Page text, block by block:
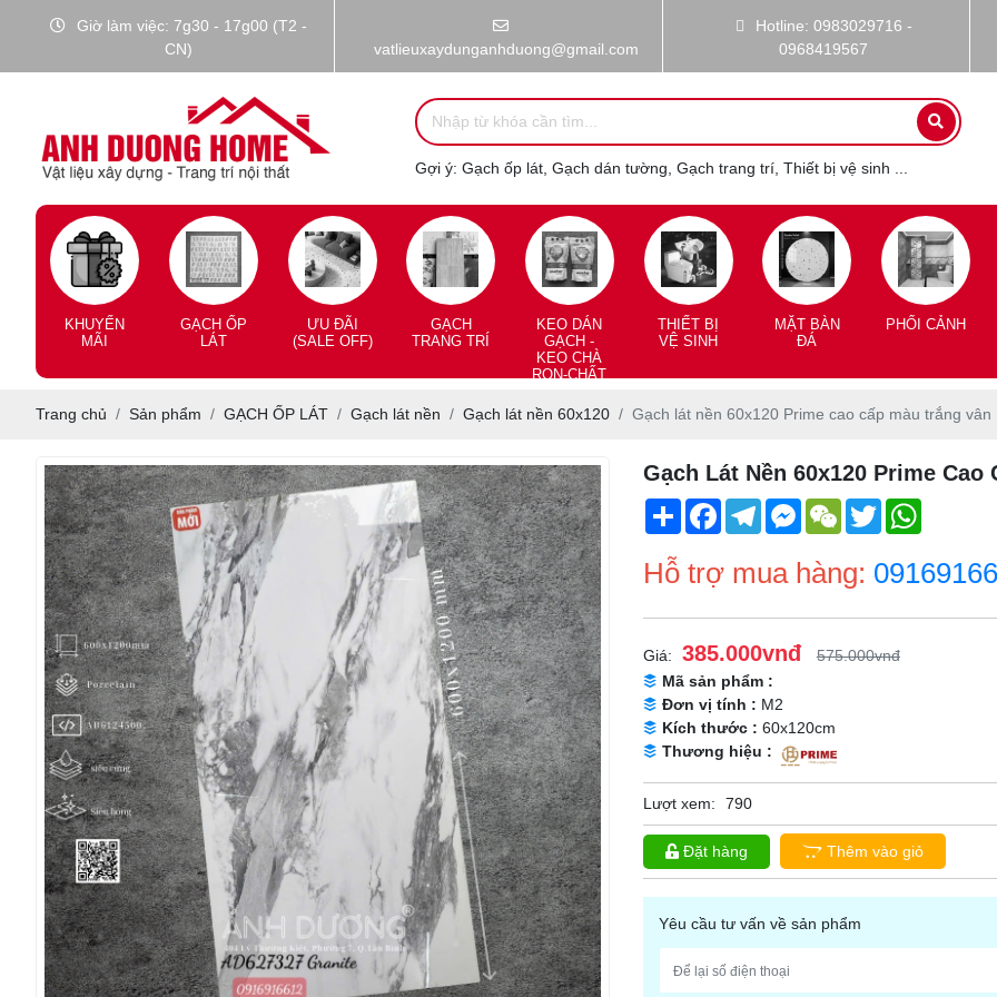
Giờ làm việc: 7g30 - 17g00 (T2 -
CN)
vatlieuxaydunganhduong@gmail.com
Hotline: 0983029716 -
0968419567
Gợi ý: Gạch ốp lát, Gạch dán tường, Gạch trang trí, Thiết bị vệ sinh ...
KHUYẾN
MÃI
GẠCH ỐP
LÁT
ƯU ĐÃI
(SALE OFF)
GẠCH
TRANG TRÍ
KEO DÁN
GẠCH -
KEO CHÀ
RON-CHẤT
THẤM
THIẾT BỊ
VỆ SINH
MẶT BÀN
ĐÁ
PHỐI CẢNH
Trang chủ Sản phẩm GẠCH ỐP LÁT Gạch lát nền Gạch lát nền 60x120 Gạch lát nền 60x120 Prime cao cấp màu trắng vân
Gạch Lát Nền 60x120 Prime Cao
ShareFacebookTelegramMessenger
WeChatTwitterWhatsApp
Hỗ trợ mua hàng:
Giá: 385.000vnđ
575.000vnđ
Mã sản phẩm :
Đơn vị tính : M2
Kích thước : 60x120cm
Thương hiệu :
Lượt xem: 790
Đặt hàng Thêm vào giỏ
Yêu cầu tư vấn về sản phẩm